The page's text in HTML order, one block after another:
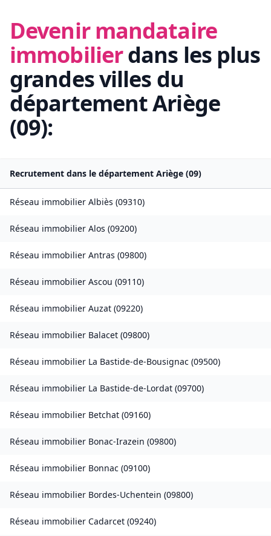
Devenir mandataire
immobilierdans les plus
grandes villes du
départementAriège
(09):
Recrutement dans le département Ariège (09)
Réseau immobilier Albiès (09310)
Réseau immobilier Alos (09200)
Réseau immobilier Antras (09800)
Réseau immobilier Ascou (09110)
Réseau immobilier Auzat (09220)
Réseau immobilier Balacet (09800)
Réseau immobilier La Bastide-de-Bousignac (09500)
Réseau immobilier La Bastide-de-Lordat (09700)
Réseau immobilier Betchat (09160)
Réseau immobilier Bonac-Irazein (09800)
Réseau immobilier Bonnac (09100)
Réseau immobilier Bordes-Uchentein (09800)
Réseau immobilier Cadarcet (09240)